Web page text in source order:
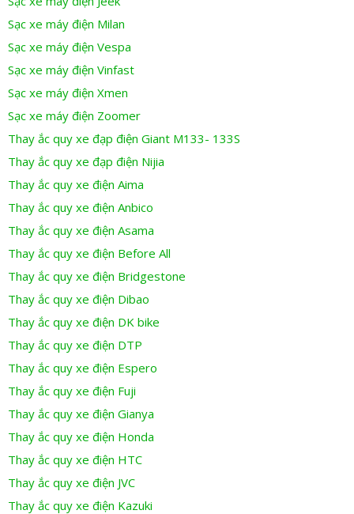
Sạc xe máy điện Milan
Sạc xe máy điện Vespa
Sạc xe máy điện Vinfast
Sạc xe máy điện Xmen
Sạc xe máy điện Zoomer
Thay ắc quy xe đạp điện Giant M133- 133S
Thay ắc quy xe đạp điện Nijia
Thay ắc quy xe điện Aima
Thay ắc quy xe điện Anbico
Thay ắc quy xe điện Asama
Thay ắc quy xe điện Before All
Thay ắc quy xe điện Bridgestone
Thay ắc quy xe điện Dibao
Thay ắc quy xe điện DK bike
Thay ắc quy xe điện DTP
Thay ắc quy xe điện Espero
Thay ắc quy xe điện Fuji
Thay ắc quy xe điện Gianya
Thay ắc quy xe điện Honda
Thay ắc quy xe điện HTC
Thay ắc quy xe điện JVC
Thay ắc quy xe điện Kazuki